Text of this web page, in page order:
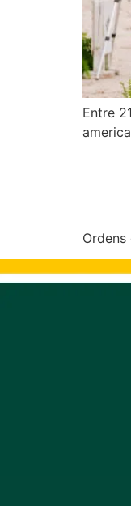
Entre
Ordens